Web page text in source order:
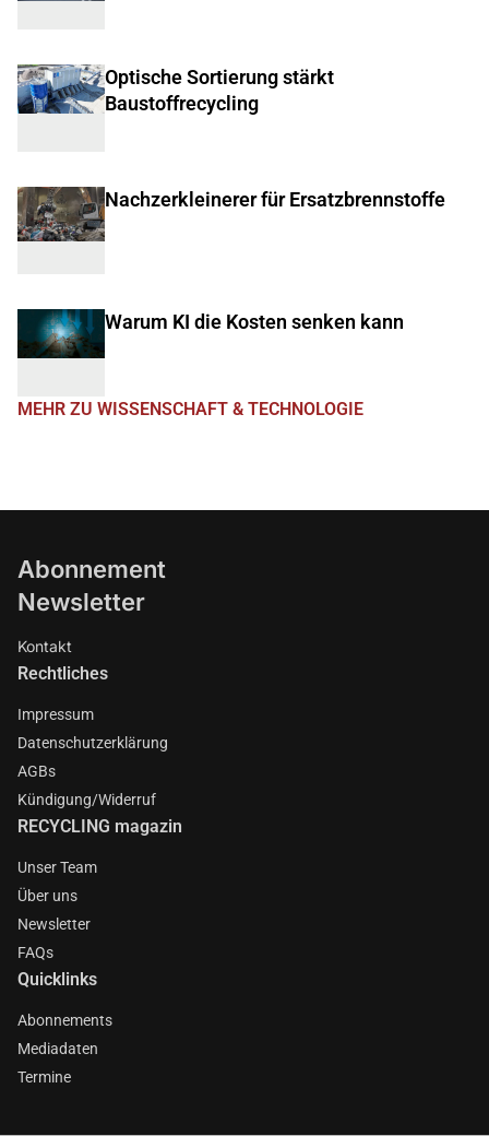
Optische Sortierung stärkt
Baustoffrecycling
Nachzerkleinerer für Ersatzbrennstoffe
Warum KI die Kosten senken kann
MEHR ZU WISSENSCHAFT & TECHNOLOGIE
Abonnement
Newsletter
Kontakt
Rechtliches
Impressum
Datenschutzerklärung
AGBs
Kündigung/Widerruf
RECYCLING magazin
Unser Team
Über uns
Newsletter
FAQs
Quicklinks
Abonnements
Mediadaten
Termine